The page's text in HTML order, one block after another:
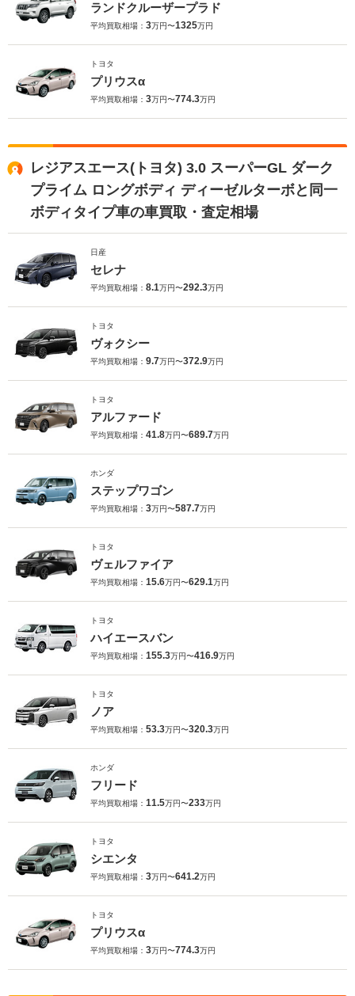
ランドクルーザープラド
平均買取相場： 3万円〜1325万円
トヨタ
プリウスα
平均買取相場： 3万円〜774.3万円
レジアスエース(トヨタ) 3.0 スーパーGL ダーク
プライム ロングボディ ディーゼルターボと同一
ボディタイプ車の車買取・査定相場
日産
セレナ
平均買取相場： 8.1万円〜292.3万円
トヨタ
ヴォクシー
平均買取相場： 9.7万円〜372.9万円
トヨタ
アルファード
平均買取相場： 41.8万円〜689.7万円
ホンダ
ステップワゴン
平均買取相場： 3万円〜587.7万円
トヨタ
ヴェルファイア
平均買取相場： 15.6万円〜629.1万円
トヨタ
ハイエースバン
平均買取相場： 155.3万円〜416.9万円
トヨタ
ノア
平均買取相場： 53.3万円〜320.3万円
ホンダ
フリード
平均買取相場： 11.5万円〜233万円
トヨタ
シエンタ
平均買取相場： 3万円〜641.2万円
トヨタ
プリウスα
平均買取相場： 3万円〜774.3万円